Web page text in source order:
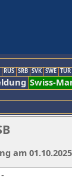
RUS SRB SVK SWE TUR
Swiss-
am